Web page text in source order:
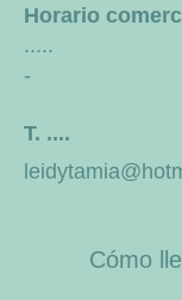
Horario
.....
-
T. ....
Cómo